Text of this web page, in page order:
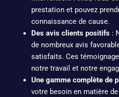
prestation et pouvez
connaissance de cause.
Des avis clients positifs:
de nombreux avis
satisfaits. Ces
notre travail et notre
Une gamme complète de
votre besoin en matière